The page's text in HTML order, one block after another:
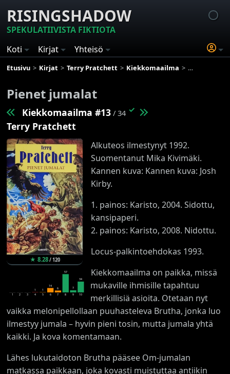
RISINGSHADOW
SPEKULATIIVISTA FIKTIOTA
Koti
Kirjat Yhteisö
Etusivu Kirjat Terry Pratchett Kiekkomaailma Pienet
Pienet jumalat
Kiekkomaailma #13 / 34 ✓
Terry Pratchett
★ 8.28/120
1 2 3
1
4
1
5
14
6
6
7
57
8
7
9
34
10
Alkuteos ilmestynyt 1992.
Suomentanut Mika Kivimäki.
Kannen kuva: Kannen kuva: Josh
Kirby.
1. painos: Karisto, 2004. Sidottu,
kansipaperi.
2. painos: Karisto, 2008. Nidottu.
Locus-palkintoehdokas 1993.
Kiekkomaailma on paikka, missä
mukaville ihmisille tapahtuu
merkillisiä asioita. Otetaan nyt
vaikka melonipellollaan puuhasteleva Brutha, jonka luo
ilmestyy jumala – hyvin pieni tosin, mutta jumala yhtä
kaikki. Ja kova komentamaan.
Lähes lukutaidoton Brutha pääsee Om-jumalan
matkassa paikkaan, joka kovasti muistuttaa antiikin